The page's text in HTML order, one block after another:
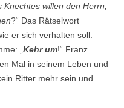
willen den Herrn,
?“ Das Rätselwort
er sich verhalten soll.
„Kehr um!“ Franz
Mal in seinem Leben und
Ritter mehr sein und